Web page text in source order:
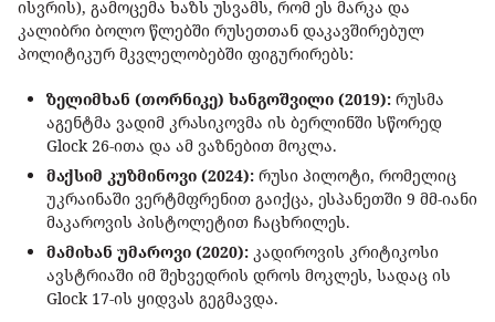
ისვრის), გამოცემა ხაზს უსვამს, რომ ეს მარკა და
კალიბრი ბოლო წლებში რუსეთთან დაკავშირებულ
პოლიტიკურ მკვლელობებში ფიგურირებს:
ზელიმხან (თორნიკე) ხანგოშვილი (2019): რუსმა
აგენტმა ვადიმ კრასიკოვმა ის ბერლინში სწორედ
Glock 26-ითა და ამ ვაზნებით მოკლა.
მაქსიმ კუზმინოვი (2024): რუსი პილოტი, რომელიც
უკრაინაში ვერტმფრენით გაიქცა, ესპანეთში 9 მმ-იანი
მაკაროვის პისტოლეტით ჩაცხრილეს.
მამიხან უმაროვი (2020): კადიროვის კრიტიკოსი
ავსტრიაში იმ შეხვედრის დროს მოკლეს, სადაც ის
Glock 17-ის ყიდვას გეგმავდა.